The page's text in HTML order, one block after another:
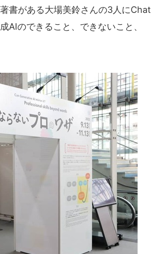
書がある大場美鈴さんの3人にChat
AIのできること、できないこと、